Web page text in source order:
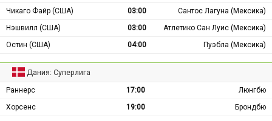
Чикаго Файр (США)
03:00
Сантос Лагуна (Мексика)
Нэшвилл (США)
03:00
Атлетико Сан Луис (Мексика)
Остин (США)
04:00 Пуэбла (Мексика)
Дания: Суперлига
Раннерс 17:00
Люнгбю
Хорсенс
19:00 Брондбю